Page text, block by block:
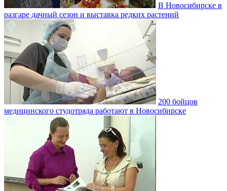
В Новосибирске в
разгаре дачный сезон и выставка редких растений
200 бойцов
медицинского студотряда работают в Новосибирске